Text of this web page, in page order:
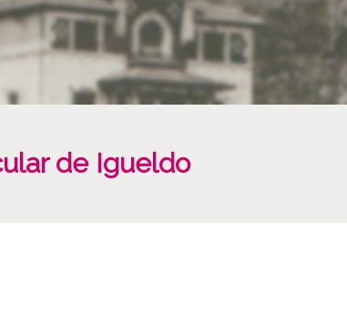
de Igueldo